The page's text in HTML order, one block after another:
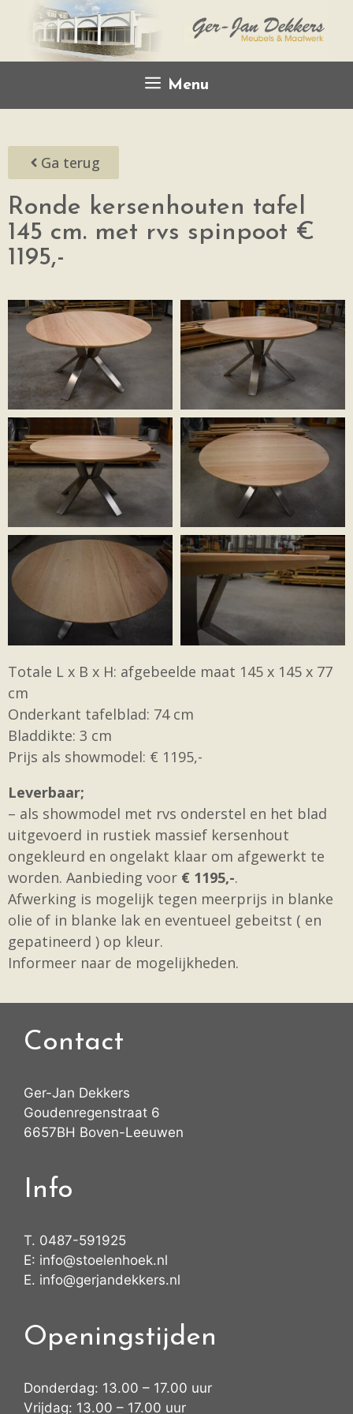
Menu
Ga terug
Ronde kersenhouten tafel
145 cm. met rvs spinpoot €
1195,-
Totale L x B x H: afgebeelde maat 145 x 145 x 77
cm
Onderkant tafelblad: 74 cm
Bladdikte: 3 cm
Prijs als showmodel: € 1195,-
Leverbaar;
– als showmodel met rvs onderstel en het blad
uitgevoerd in rustiek massief kersenhout
ongekleurd en ongelakt klaar om afgewerkt te
worden. Aanbieding voor € 1195,-.
Afwerking is mogelijk tegen meerprijs in blanke
olie of in blanke lak en eventueel gebeitst ( en
gepatineerd ) op kleur.
Informeer naar de mogelijkheden.
Contact
Ger-Jan Dekkers
Goudenregenstraat 6
6657BH Boven-Leeuwen
Info
T. 0487-591925
E: info@stoelenhoek.nl
E. info@gerjandekkers.nl
Openingstijden
Donderdag: 13.00 – 17.00 uur
Vrijdag: 13.00 – 17.00 uur